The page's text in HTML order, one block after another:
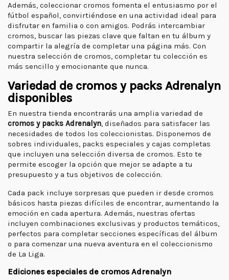
Además, coleccionar cromos fomenta el entusiasmo por el
fútbol español, convirtiéndose en una actividad ideal para
disfrutar en familia o con amigos. Podrás intercambiar
cromos, buscar las piezas clave que faltan en tu álbum y
compartir la alegría de completar una página más. Con
nuestra selección de cromos, completar tu colección es
más sencillo y emocionante que nunca.
Variedad de cromos y packs Adrenalyn
disponibles
En nuestra tienda encontrarás una amplia variedad de
cromos y packs Adrenalyn, diseñados para satisfacer las
necesidades de todos los coleccionistas. Disponemos de
sobres individuales, packs especiales y cajas completas
que incluyen una selección diversa de cromos. Esto te
permite escoger la opción que mejor se adapte a tu
presupuesto y a tus objetivos de colección.
Cada pack incluye sorpresas que pueden ir desde cromos
básicos hasta piezas difíciles de encontrar, aumentando la
emoción en cada apertura. Además, nuestras ofertas
incluyen combinaciones exclusivas y productos temáticos,
perfectos para completar secciones específicas del álbum
o para comenzar una nueva aventura en el coleccionismo
de La Liga.
Ediciones especiales de cromos Adrenalyn